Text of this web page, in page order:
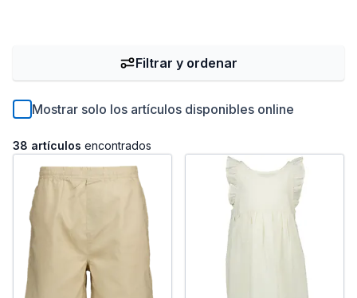
Mostrar solo los artículos disponibles online
38 artículos encontrados
Filtrar y ordenar